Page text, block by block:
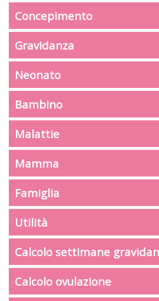
Concepimento
Gravidanza
Neonato
Bambino
Malattie
Mamma
Famiglia
Utilità
Calcolo settimane
Calcolo ovulazione